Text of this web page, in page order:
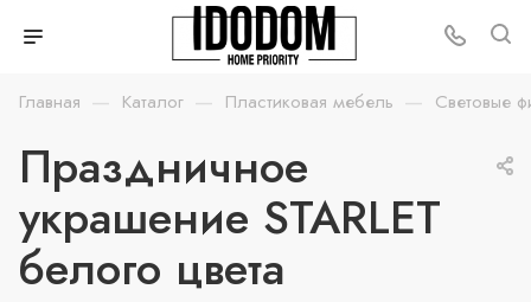
Главная — Каталог — Пластиковая мебель — Световые
Праздничное
украшение STARLET
белого цвета